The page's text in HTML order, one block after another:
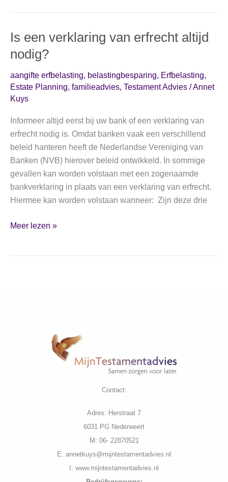
Is een verklaring van erfrecht altijd
nodig?
aangifte erfbelasting, belastingbesparing, Erfbelasting,
Estate Planning, familieadvies, Testament Advies /Annet
Kuys
Informeer altijd eerst bij uw bank of een verklaring van
erfrecht nodig is. Omdat banken vaak een verschillend
beleid hanteren heeft de Nederlandse Vereniging van
Banken (NVB) hierover beleid ontwikkeld. In sommige
gevallen kan worden volstaan met een zogenaamde
bankverklaring in plaats van een verklaring van erfrecht.
Hiermee kan worden volstaan wanneer: Zijn deze drie
Is
Meer lezen »
Contact:
Adres: Herstraat 7
6031 PG Nederweert
M: 06- 22870521
E: annetkuys@mijntestamentadvies.nl
I: www.mijntestamentadvies.nl